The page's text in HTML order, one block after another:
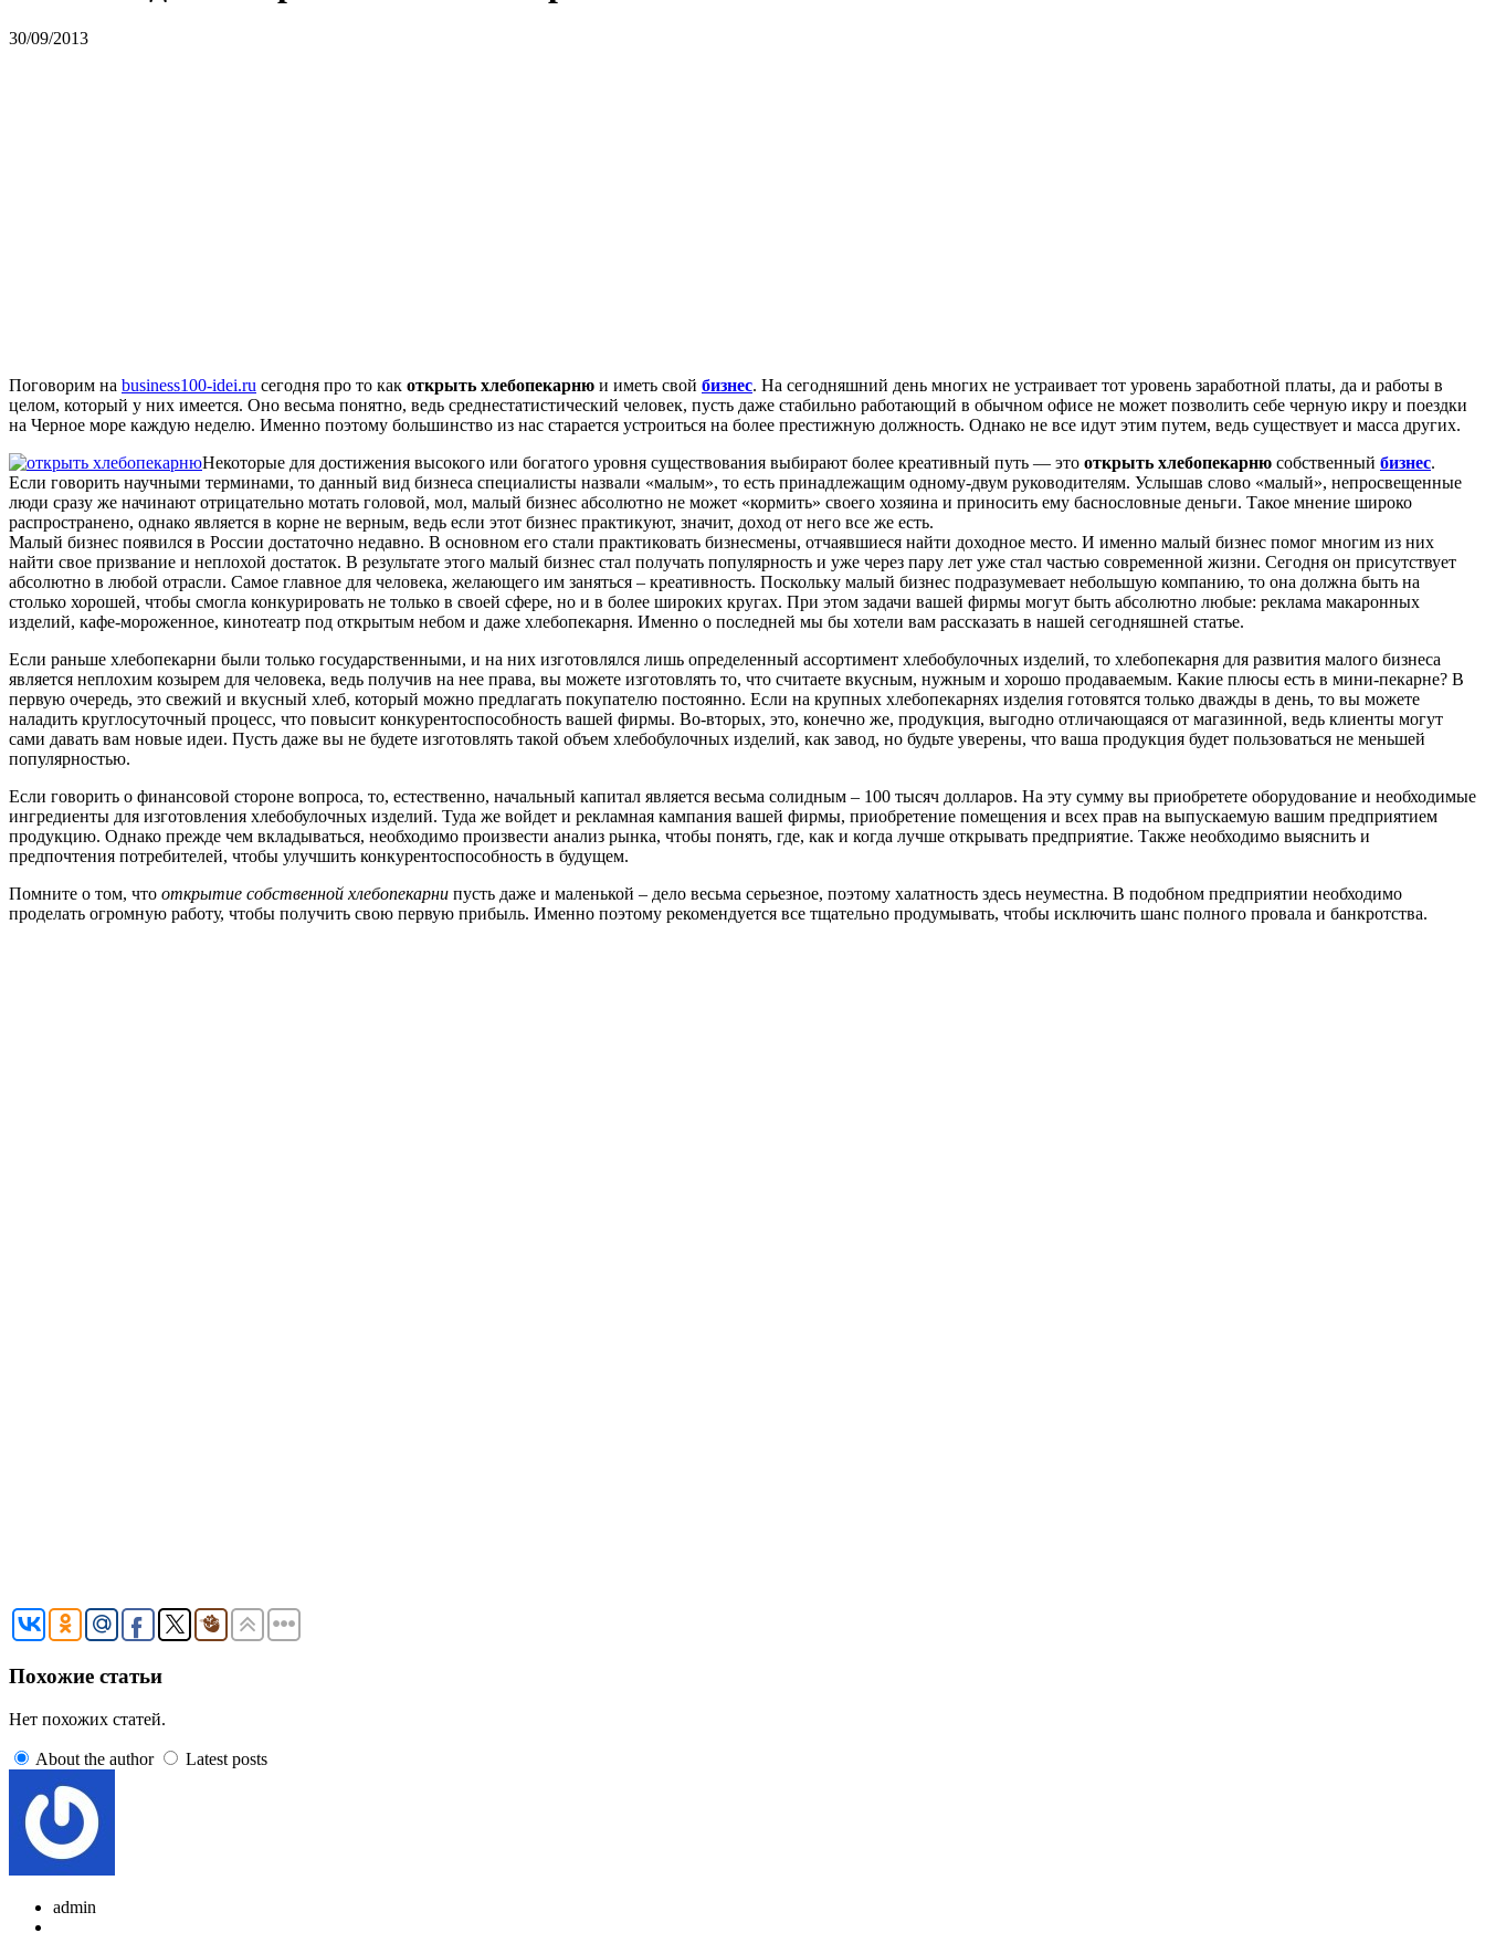
30/09/2013
Поговорим на business100-idei.ru сегодня про то как открыть хлебопекарню и иметь свой бизнес. На сегодняшний день многих не устраивает тот уровень заработной платы, да и работы в
целом, который у них имеется. Оно весьма понятно, ведь среднестатистический человек, пусть даже стабильно работающий в обычном офисе не может позволить себе черную икру и поездки
на Черное море каждую неделю. Именно поэтому большинство из нас старается устроиться на более престижную должность. Однако не все идут этим путем, ведь существует и масса других.
Некоторые для достижения высокого или богатого уровня существования выбирают более креативный путь — это открыть хлебопекарню собственный бизнес.
Если говорить научными терминами, то данный вид бизнеса специалисты назвали «малым», то есть принадлежащим одному-двум руководителям. Услышав слово «малый», непросвещенные
люди сразу же начинают отрицательно мотать головой, мол, малый бизнес абсолютно не может «кормить» своего хозяина и приносить ему баснословные деньги. Такое мнение широко
распространено, однако является в корне не верным, ведь если этот бизнес практикуют, значит, доход от него все же есть.
Малый бизнес появился в России достаточно недавно. В основном его стали практиковать бизнесмены, отчаявшиеся найти доходное место. И именно малый бизнес помог многим из них
найти свое призвание и неплохой достаток. В результате этого малый бизнес стал получать популярность и уже через пару лет уже стал частью современной жизни. Сегодня он присутствует
абсолютно в любой отрасли. Самое главное для человека, желающего им заняться – креативность. Поскольку малый бизнес подразумевает небольшую компанию, то она должна быть на
столько хорошей, чтобы смогла конкурировать не только в своей сфере, но и в более широких кругах. При этом задачи вашей фирмы могут быть абсолютно любые: реклама макаронных
изделий, кафе-мороженное, кинотеатр под открытым небом и даже хлебопекарня. Именно о последней мы бы хотели вам рассказать в нашей сегодняшней статье.
Если раньше хлебопекарни были только государственными, и на них изготовлялся лишь определенный ассортимент хлебобулочных изделий, то хлебопекарня для развития малого бизнеса
является неплохим козырем для человека, ведь получив на нее права, вы можете изготовлять то, что считаете вкусным, нужным и хорошо продаваемым. Какие плюсы есть в мини-пекарне? В
первую очередь, это свежий и вкусный хлеб, который можно предлагать покупателю постоянно. Если на крупных хлебопекарнях изделия готовятся только дважды в день, то вы можете
наладить круглосуточный процесс, что повысит конкурентоспособность вашей фирмы. Во-вторых, это, конечно же, продукция, выгодно отличающаяся от магазинной, ведь клиенты могут
сами давать вам новые идеи. Пусть даже вы не будете изготовлять такой объем хлебобулочных изделий, как завод, но будьте уверены, что ваша продукция будет пользоваться не меньшей
популярностью.
Если говорить о финансовой стороне вопроса, то, естественно, начальный капитал является весьма солидным – 100 тысяч долларов. На эту сумму вы приобретете оборудование и необходимые
ингредиенты для изготовления хлебобулочных изделий. Туда же войдет и рекламная кампания вашей фирмы, приобретение помещения и всех прав на выпускаемую вашим предприятием
продукцию. Однако прежде чем вкладываться, необходимо произвести анализ рынка, чтобы понять, где, как и когда лучше открывать предприятие. Также необходимо выяснить и
предпочтения потребителей, чтобы улучшить конкурентоспособность в будущем.
Помните о том, что открытие собственной хлебопекарни пусть даже и маленькой – дело весьма серьезное, поэтому халатность здесь неуместна. В подобном предприятии необходимо
проделать огромную работу, чтобы получить свою первую прибыль. Именно поэтому рекомендуется все тщательно продумывать, чтобы исключить шанс полного провала и банкротства.
Похожие статьи
Нет похожих статей.
About the author Latest posts
admin